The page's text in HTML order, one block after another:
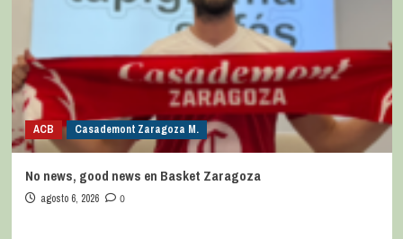
ACB Casademont Zaragoza M.
No news, good news en Basket Zaragoza
agosto 6, 2026 0